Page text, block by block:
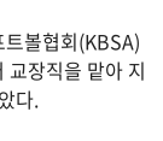
볼협회(KBSA)
교장직을 맡아 지
다.